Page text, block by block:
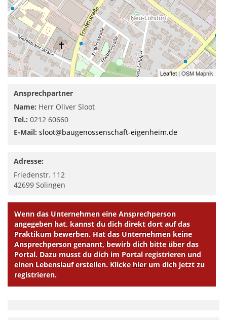
Leaflet| OSM Mapnik
Ansprechpartner
Name: Herr Oliver Sloot
Tel.: 0212 60660
E-Mail: sloot@baugenossenschaft-eigenheim.de
Adresse:
Friedenstr. 112
42699 Solingen
Wenn das Unternehmen eine Ansprechperson
angegeben hat, kannst du dich direkt dort auf das
Praktikum bewerben. Hat das Unternehmen keine
Ansprechperson genannt, bewirb dich bitte über das
Portal. Dazu musst du dich im Portal registrieren und
einen Lebenslauf erstellen. Klicke hier um dich jetzt zu
registrieren.